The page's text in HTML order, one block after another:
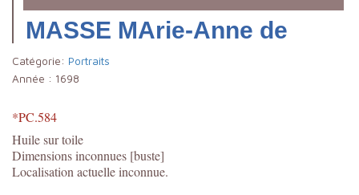
MASSE MArie-Anne de
Catégorie: Portraits
Année : 1698
*PC.584
Huile sur toile
Dimensions inconnues [buste]
Localisation actuelle inconnue.